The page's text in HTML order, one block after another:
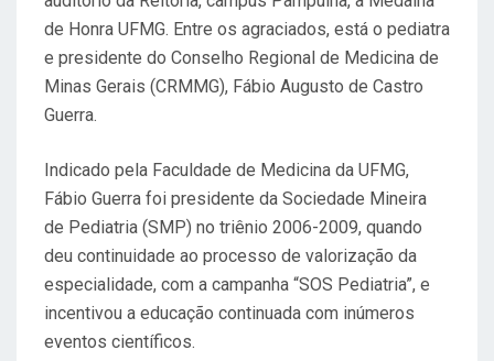
de Honra UFMG. Entre os agraciados, está o pediatra
e presidente do Conselho Regional de Medicina de
Minas Gerais (CRMMG), Fábio Augusto de Castro
Guerra.
Indicado pela Faculdade de Medicina da UFMG,
Fábio Guerra foi presidente da Sociedade Mineira
de Pediatria (SMP) no triênio 2006-2009, quando
deu continuidade ao processo de valorização da
especialidade, com a campanha “SOS Pediatria”, e
incentivou a educação continuada com inúmeros
eventos científicos.